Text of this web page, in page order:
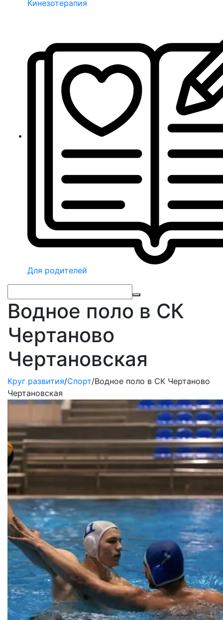
Кинезотерапия
Для родителей
Водное поло в СК
Чертаново
Чертановская
Круг развития/Спорт/Водное поло в СК Чертаново
Чертановская